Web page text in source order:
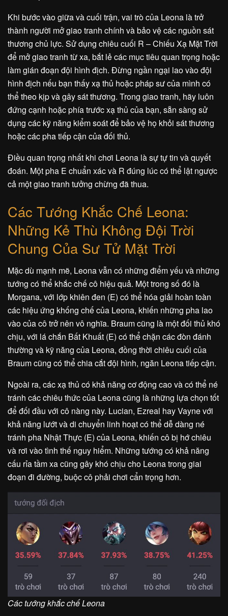
Khi bước vào giữa và cuối trận, vai trò của Leona là trở
thành người mở giao tranh chính và bảo vệ các nguồn sát
thương chủ lực. Sử dụng chiêu cuối R – Chiếu Xạ Mặt Trời
để mở giao tranh từ xa, bắt lẻ các mục tiêu quan trọng hoặc
làm gián đoạn đội hình địch. Đừng ngần ngại lao vào đội
hình địch nếu bạn thấy xạ thủ hoặc pháp sư của mình có
thể theo kịp và gây sát thương. Trong giao tranh, hãy luôn
đứng cạnh hoặc phía trước xạ thủ của bạn, sẵn sàng sử
dụng các kỹ năng kiểm soát để bảo vệ họ khỏi sát thương
hoặc các pha tiếp cận của đối thủ.
Điều quan trọng nhất khi chơi Leona là sự tự tin và quyết
đoán. Một pha E chuẩn xác và R đúng lúc có thể lật ngược
cả một giao tranh tưởng chừng đã thua.
Các Tướng Khắc Chế Leona:
Những Kẻ Thù Không Đội Trời
Chung Của Sư Tử Mặt Trời
Mặc dù mạnh mẽ, Leona vẫn có những điểm yếu và những
tướng có thể khắc chế cô hiệu quả. Một trong số đó là
Morgana, với lớp khiên đen (E) có thể hóa giải hoàn toàn
các hiệu ứng khống chế của Leona, khiến những pha lao
vào của cô trở nên vô nghĩa. Braum cũng là một đối thủ khó
chịu, với lá chắn Bất Khuất (E) có thể chặn các đòn đánh
thường và kỹ năng của Leona, đồng thời chiêu cuối của
Braum cũng có thể chia cắt đội hình, ngăn Leona tiếp cận.
Ngoài ra, các xạ thủ có khả năng cơ động cao và có thể né
tránh các chiêu thức của Leona cũng là những lựa chọn tốt
để đối đầu với cô nàng này. Lucian, Ezreal hay Vayne với
khả năng lướt và di chuyển linh hoạt có thể dễ dàng né
tránh pha Nhật Thực (E) của Leona, khiến cô bị hớ chiêu
và rơi vào tình thế nguy hiểm. Những tướng có khả năng
cấu rỉa tầm xa cũng gây khó chịu cho Leona trong giai
đoạn đi đường, buộc cô phải chơi cẩn trọng hơn.
Các tướng khắc chế Leona